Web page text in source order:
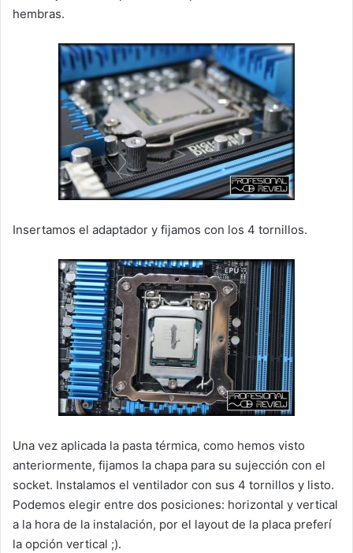
hembras.
Insertamos el adaptador y fijamos con los 4 tornillos.
Una vez aplicada la pasta térmica, como hemos visto
anteriormente, fijamos la chapa para su sujección con el
socket. Instalamos el ventilador con sus 4 tornillos y listo.
Podemos elegir entre dos posiciones: horizontal y vertical
a la hora de la instalación, por el layout de la placa preferí
la opción vertical ;).